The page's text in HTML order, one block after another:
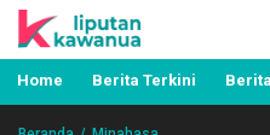
Liputan Kawanua
Berita Manado,
Pemerintahan, Hukum
Home Berita Terkini